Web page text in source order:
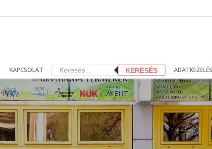
KAPCSOLAT Products
search KERESÉS